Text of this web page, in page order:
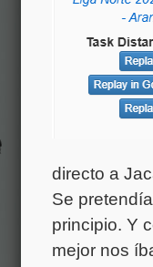
directo a
Se
principio. Y
mejor nos